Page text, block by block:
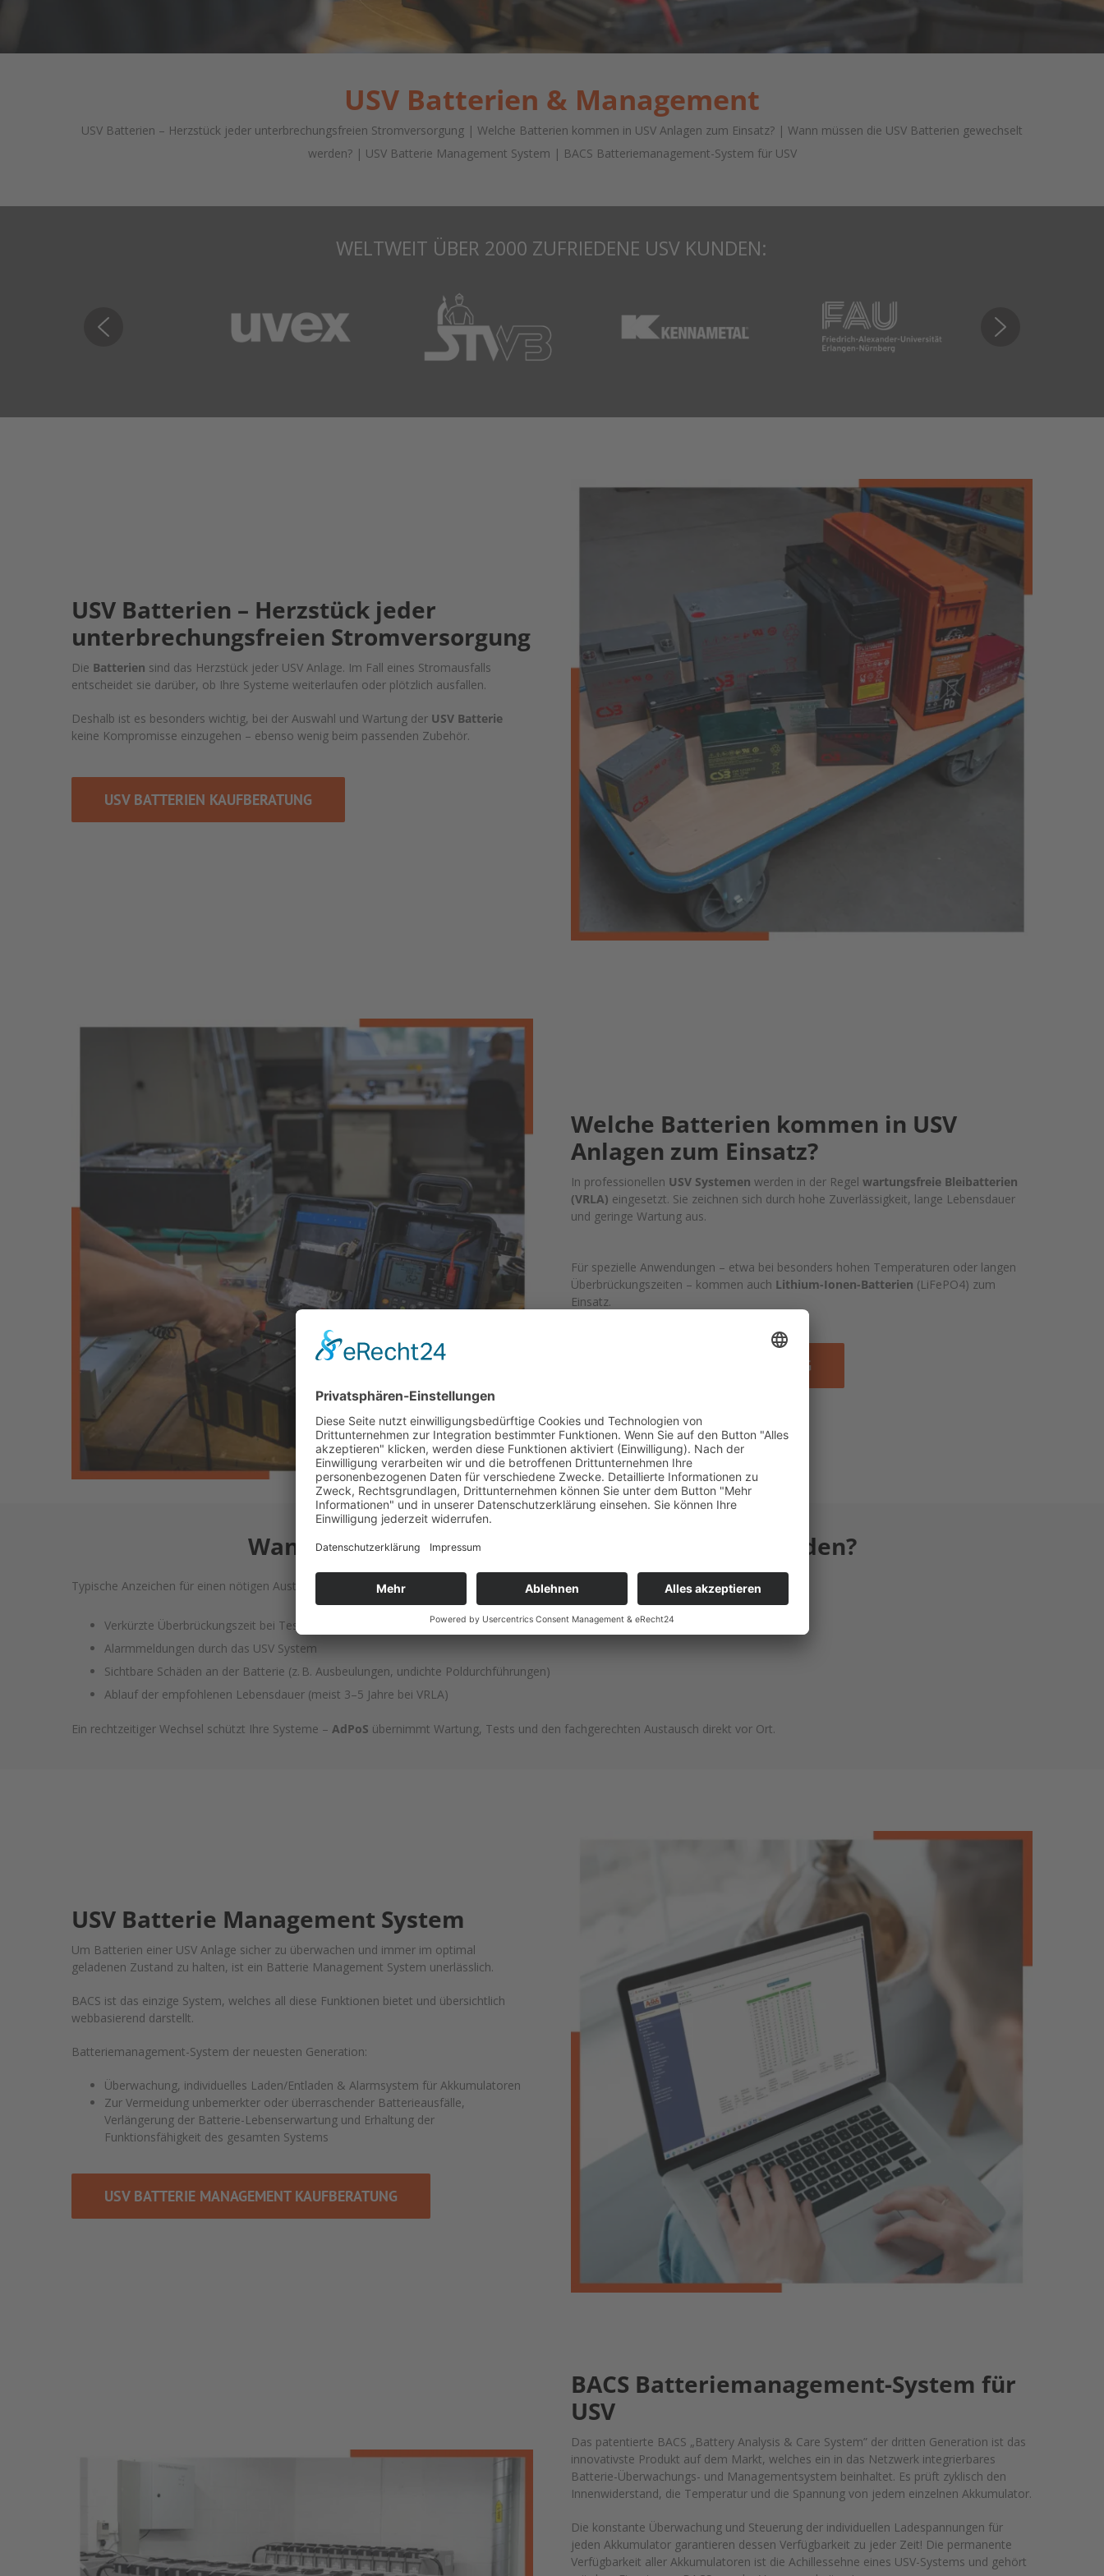
USV Batterien & Management
USV Batterien – Herzstück jeder unterbrechungsfreien Stromversorgung | Welche Batterien kommen in USV Anlagen zum Einsatz? | Wann müssen die USV Batterien gewechselt
werden? | USV Batterie Management System | BACS Batteriemanagement-System für USV
WELTWEIT ÜBER 2000 ZUFRIEDENE USV KUNDEN:
USV Batterien – Herzstück jeder
unterbrechungsfreien Stromversorgung
Die Batterien sind das Herzstück jeder USV Anlage. Im Fall eines Stromausfalls
entscheidet sie darüber, ob Ihre Systeme weiterlaufen oder plötzlich ausfallen.
Deshalb ist es besonders wichtig, bei der Auswahl und Wartung der USV Batterie
keine Kompromisse einzugehen – ebenso wenig beim passenden Zubehör.
USV BATTERIEN KAUFBERATUNG
Welche Batterien kommen in USV
Anlagen zum Einsatz?
In professionellen USV Systemen werden in der Regelwartungsfreie Bleibatterien
(VRLA) eingesetzt. Sie zeichnen sich durch hohe Zuverlässigkeit, lange Lebensdauer
und geringe Wartung aus.
Für spezielle Anwendungen – etwa bei besonders hohen Temperaturen oder langen
Überbrückungszeiten – kommen auch Lithium-Ionen-Batterien (LiFePO4) zum
Einsatz.
USV BATTERIEN KAUFBERATUNG
Wann müssen die USV Batterien gewechselt werden?
Typische Anzeichen für einen nötigen Austausch:
Verkürzte Überbrückungszeit bei Testlauf
Alarmmeldungen durch das USV System
Sichtbare Schäden an der Batterie (z. B. Ausbeulungen, undichte Poldurchführungen)
Ablauf der empfohlenen Lebensdauer (meist 3–5 Jahre bei VRLA)
Ein rechtzeitiger Wechsel schützt Ihre Systeme – AdPoS übernimmt Wartung, Tests und den fachgerechten Austausch direkt vor Ort.
USV Batterie Management System
Um Batterien einer USV Anlage sicher zu überwachen und immer im optimal
geladenen Zustand zu halten, ist ein Batterie Management System unerlässlich.
BACS ist das einzige System, welches all diese Funktionen bietet und übersichtlich
webbasierend darstellt.
Batteriemanagement-System der neuesten Generation:
Überwachung, individuelles Laden/Entladen & Alarmsystem für Akkumulatoren
Zur Vermeidung unbemerkter oder überraschender Batterieausfälle,
Verlängerung der Batterie-Lebenserwartung und Erhaltung der
Funktionsfähigkeit des gesamten Systems
USV BATTERIE MANAGEMENT KAUFBERATUNG
BACS Batteriemanagement-System für
USV
Das patentierte BACS „Battery Analysis & Care System” der dritten Generation ist das
innovativste Produkt auf dem Markt, welches ein in das Netzwerk integrierbares
Batterie-Überwachungs- und Managementsystem beinhaltet. Es prüft zyklisch den
Innenwiderstand, die Temperatur und die Spannung von jedem einzelnen Akkumulator.
Die konstante Überwachung und Steuerung der individuellen Ladespannungen für
jeden Akkumulator garantieren dessen Verfügbarkeit zu jeder Zeit! Die permanente
Verfügbarkeit aller Akkumulatoren ist die Achillessehne eines USV-Systems und gehört